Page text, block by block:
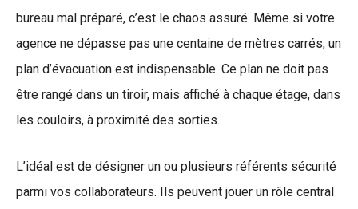
bureau mal préparé, c’est le chaos assuré. Même si votre
agence ne dépasse pas une centaine de mètres carrés, un
plan d’évacuation est indispensable. Ce plan ne doit pas
être rangé dans un tiroir, mais affiché à chaque étage, dans
les couloirs, à proximité des sorties.
L’idéal est de désigner un ou plusieurs référents sécurité
parmi vos collaborateurs. Ils peuvent jouer un rôle central